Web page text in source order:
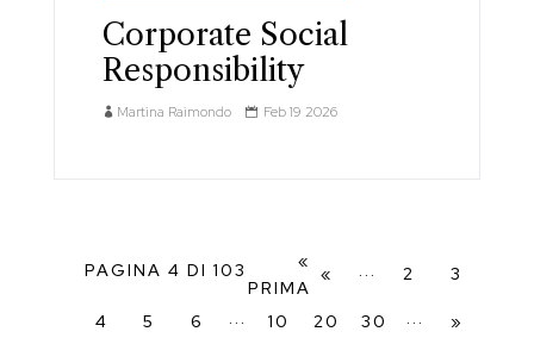
Corporate Social
Responsibility
Martina Raimondo Feb 19 2026
PAGINA 4 DI 103
«
PRIMA
« 2 3
4 5 6 10 20 30
»